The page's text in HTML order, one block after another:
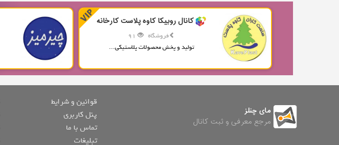
کانال روبیکا کاوه پلاست کارخانه
فروشگاه
تولید و پخش محصولات پلاستیکی...
مای چنلز
مرجع معرفی و ثبت کانال
قوانین و شرایط
پنل کاربری
تماس با ما
تبلیغات